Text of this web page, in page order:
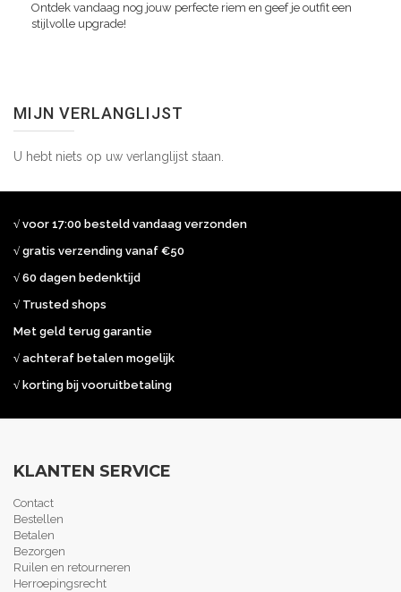
Ontdek vandaag nog jouw perfecte riem en geef je outfit een
stijlvolle upgrade!
MIJN VERLANGLIJST
U hebt niets op uw verlanglijst staan.
√ voor 17:00 besteld vandaag verzonden
√ gratis verzending vanaf €50
√ 60 dagen bedenktijd
√ Trusted shops
Met geld terug garantie
√ achteraf betalen mogelijk
√ korting bij vooruitbetaling
KLANTEN SERVICE
Contact
Bestellen
Betalen
Bezorgen
Ruilen en retourneren
Herroepingsrecht